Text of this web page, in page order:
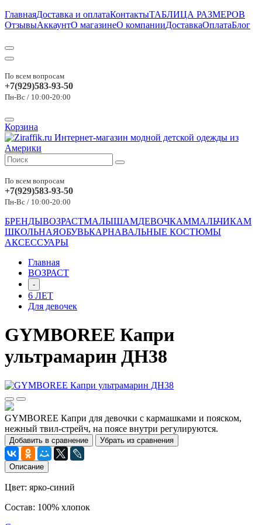
ГлавнаяДоставка и оплатаКонтактыТАБЛИЦА РАЗМЕРОВ
ОтзывыАккаунтО магазинеО компанииДоставкаОплатаБлог
По всем вопросам
+7(929)583-93-50
Пн-Вс / 10:00-20:00
Корзина
По всем вопросам
+7(929)583-93-50
Пн-Вс / 10:00-20:00
БРЕНДЫВОЗРАСТМАЛЫШАМДЕВОЧКАММАЛЬЧИКАМ
ШКОЛЬНАЯОБУВЬКАРНАВАЛЬНЫЕ КОСТЮМЫ
АКСЕССУАРЫ
Главная
ВОЗРАСТ
-
6 ЛЕТ
Для девочек
GYMBOREE Капри
ультрамарин ДН38
GYMBOREE Капри для девочки с кармашками и пояском,
нежный твил-стрейч, на поясе внутри регулируются.
Добавить в сравнение Убрать из сравнения
Описание
Цвет: ярко-синий
Состав: 100% хлопок